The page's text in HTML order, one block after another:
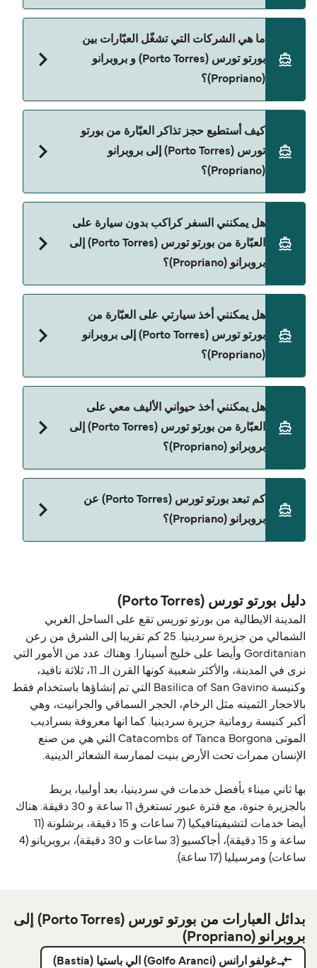
ننصحك بمراجعة الأوقات المباشرة باستخدام Direct
(Propriano) يختلف حسب الموسم. متوسط سعر الرحلة
هو 343٫07 ر.ق.‏SAR. السعر لا يشمل رسوم الحجز.
ما هي الشركات التي تشغّل العبّارات بين
بورتو تورس (Porto Torres) و بروبرانو
(Propriano)؟
كيف أستطيع حجز تذاكر العبّارة من بورتو
تورس (Porto Torres) إلى بروبرانو
(Propriano)؟
صفحة العروض لمعرفة أحدث التخفيضات.
هل يمكنني السفر كراكب بدون سيارة على
العبّارة من بورتو تورس (Porto Torres) إلى
بروبرانو (Propriano)؟
نعم، يمكنك السفر كراكب بدون سيارة من بورتو تورس
Corsica Ferries
هل يمكنني أخذ سيارتي على العبّارة من
بورتو تورس (Porto Torres) إلى بروبرانو
(Propriano)؟
نعم، يمكنك السفر مع سيارتك على العبّارة من بورتو
Corsica Ferries
هل يمكنني أخذ حيواني الأليف معي على
العبّارة من بورتو تورس (Porto Torres) إلى
بروبرانو (Propriano)؟
تورس (Porto Torres) و بروبرانو (Propriano).
كم تبعد بورتو تورس (Porto Torres) عن
بروبرانو (Propriano)؟
دليل بورتو تورس (Porto Torres)
المدينة الايطالية من بورتو توريس تقع على الساحل الغربي
الشمالي من جزيرة سردينيا. 25 كم تقريبا إلى الشرق من رعن
Gorditanian وأيضا على خليج أسينارا. وهناك عدد من الأمور التي
نرى في المدينة، والأكثر شعبية كونها القرن الـ 11، ثلاثة نافيد،
وكنيسة Basilica of San Gavino التي تم إنشاؤها باستخدام فقط
بالاحجار الثمينه مثل الرخام، الحجر السماقي والجرانيت، وهي
أكبر كنيسة رومانية جزيرة سردينيا. كما انها معروفة بسراديب
الموتى Catacombs of Tanca Borgona التي هي من صنع
الإنسان ممرات تحت الأرض بنيت لممارسة الشعائر الدينية.
بها ثاني ميناء بأفضل خدمات في سردينيا، بعد أولبيا، يربط
بالجزيرة جنوة، مع فترة عبور تستغرق 11 ساعة و 30 دقيقة. هناك
ساعة و 15 دقيقة)، أجاكسيو (3 ساعات و 30 دقيقة)، بروبريانو (4
ساعات) ومرسيليا (17 ساعة).
بدائل العبارات من بورتو تورس (Porto Torres) إلى
بروبرانو (Propriano)
غولفو ارانس (Golfo Aranci) الي باستيا (Bastia)